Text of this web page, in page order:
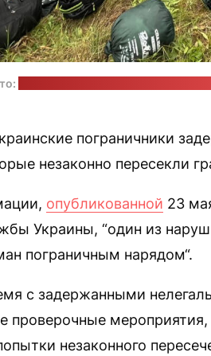
пограничники
незаконно пересекли
опубликованной 23
Украины, “один из
пограничным нарядом“.
с задержанными
проверочные мероприятия,
незаконного